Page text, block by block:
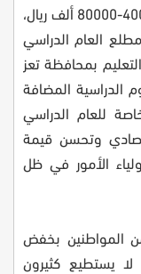
يتراوح متوسط رسوم الطالب ما بين 400000-80000 ألف ريال،
العام الدراسي
بمحافظة تعز
50% من الرسوم الدراسية المضافة
للعام الدراسي
وتحسن قيمة
الأمور في ظل
المواطنين بخفض
يستطيع كثيرون